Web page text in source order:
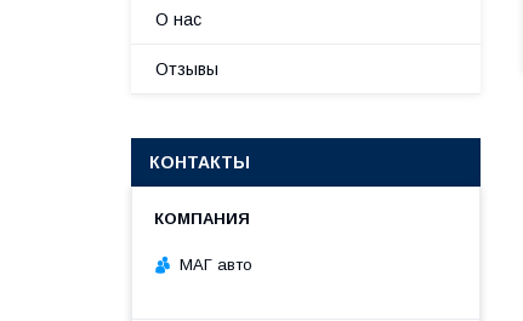
О нас
Отзывы
КОНТАКТЫ
МАГ авто